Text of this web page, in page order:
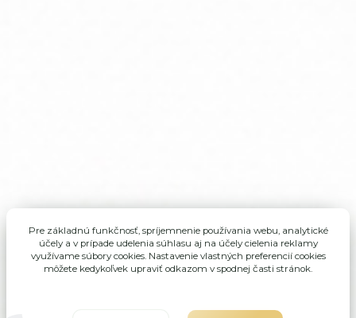
Pre základnú funkčnosť, spríjemnenie používania webu, analytické
účely a v prípade udelenia súhlasu aj na účely cielenia reklamy
využívame súbory cookies. Nastavenie vlastných preferencií cookies
môžete kedykoľvek upraviť odkazom v spodnej časti stránok.